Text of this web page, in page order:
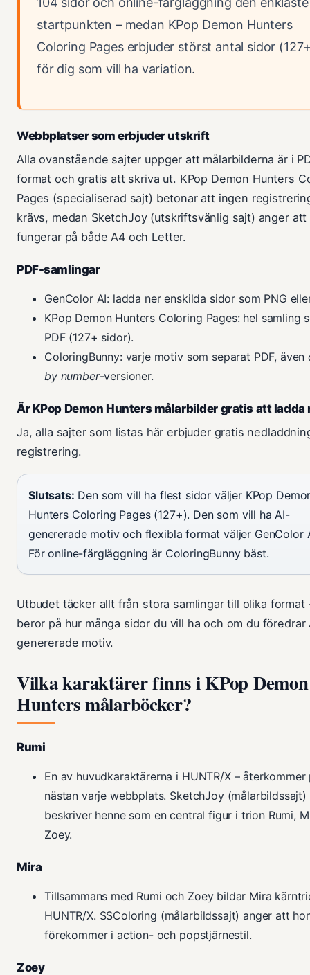
startpunkten – medan KPop Demon Hunters
Coloring Pages erbjuder störst antal sidor
för dig som vill ha variation.
Webbplatser som erbjuder utskrift
Alla ovanstående sajter uppger att målarbilderna är i
format och gratis att skriva ut. KPop Demon Hunters
Pages (specialiserad sajt) betonar att ingen
krävs, medan SketchJoy (utskriftsvänlig sajt) anger att
fungerar på både A4 och Letter.
PDF-samlingar
GenColor AI: ladda ner enskilda sidor som PNG
KPop Demon Hunters Coloring Pages: hel samling
PDF (127+ sidor).
ColoringBunny: varje motiv som separat PDF, även
by number-versioner.
Är KPop Demon Hunters målarbilder gratis att ladda
Ja, alla sajter som listas här erbjuder gratis
registrering.
Slutsats: Den som vill ha flest sidor väljer KPop
Hunters Coloring Pages (127+). Den som vill ha AI-
genererade motiv och flexibla format väljer GenColor
För online-färgläggning är ColoringBunny bäst.
Utbudet täcker allt från stora samlingar till olika format
beror på hur många sidor du vill ha och om du föredrar
genererade motiv.
Vilka karaktärer finns i KPop Demon
Hunters målarböcker?
Rumi
En av huvudkaraktärerna i HUNTR/X – återkommer
nästan varje webbplats. SketchJoy (målarbildssajt)
beskriver henne som en central figur i trion Rumi,
Zoey.
Mira
Tillsammans med Rumi och Zoey bildar Mira
HUNTR/X. SSColoring (målarbildssajt) anger att
förekommer i action- och popstjärnestil.
Zoey